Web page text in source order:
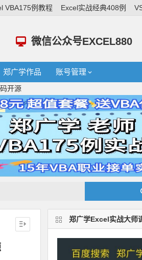
VBA175例教程 Excel实战经典408例
微信公众号EXCEL880
郑广学作品 账号管理
开源
郑广学Excel实战大师